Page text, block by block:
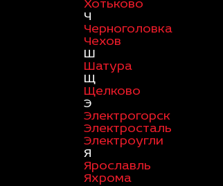
Хотьково
Ч
Черноголовка
Чехов
Ш
Шатура
Щ
Щелково
Э
Электрогорск
Электросталь
Электроугли
Я
Ярославль
Яхрома